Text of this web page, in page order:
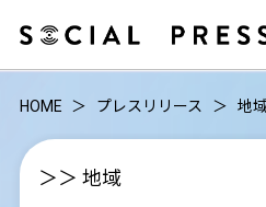
HOME プレスリリース 地
＞＞ 地域